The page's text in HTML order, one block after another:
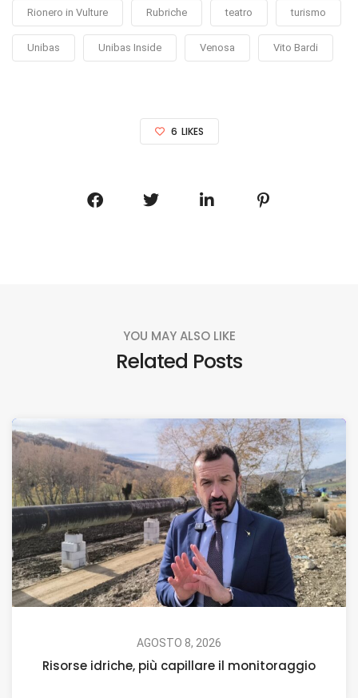
Rionero in Vulture Rubriche teatro turismo
Unibas Unibas Inside Venosa Vito Bardi
6 LIKES
YOU MAY ALSO LIKE
Related Posts
AGOSTO 8, 2026
Risorse idriche, più capillare il monitoraggio